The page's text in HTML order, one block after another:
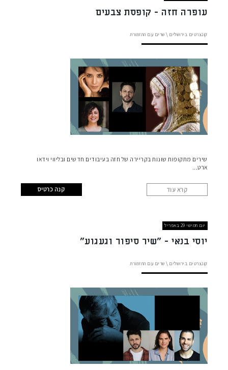
קונצרטים בירושלים \ שרים עם התזמורת
עופרה חזה - קופסת צבעים
שירים מתקופות שונות בקריירה של חזה בעיבודים חדשים ובליווי וידאו
ארט
קרא עוד קנה כרטיס
יום חמישי 29 באפריל
קונצרטים בירושלים \ שרים עם התזמורת
יוסי בנאי - "שיר סיפור וגעגוע"